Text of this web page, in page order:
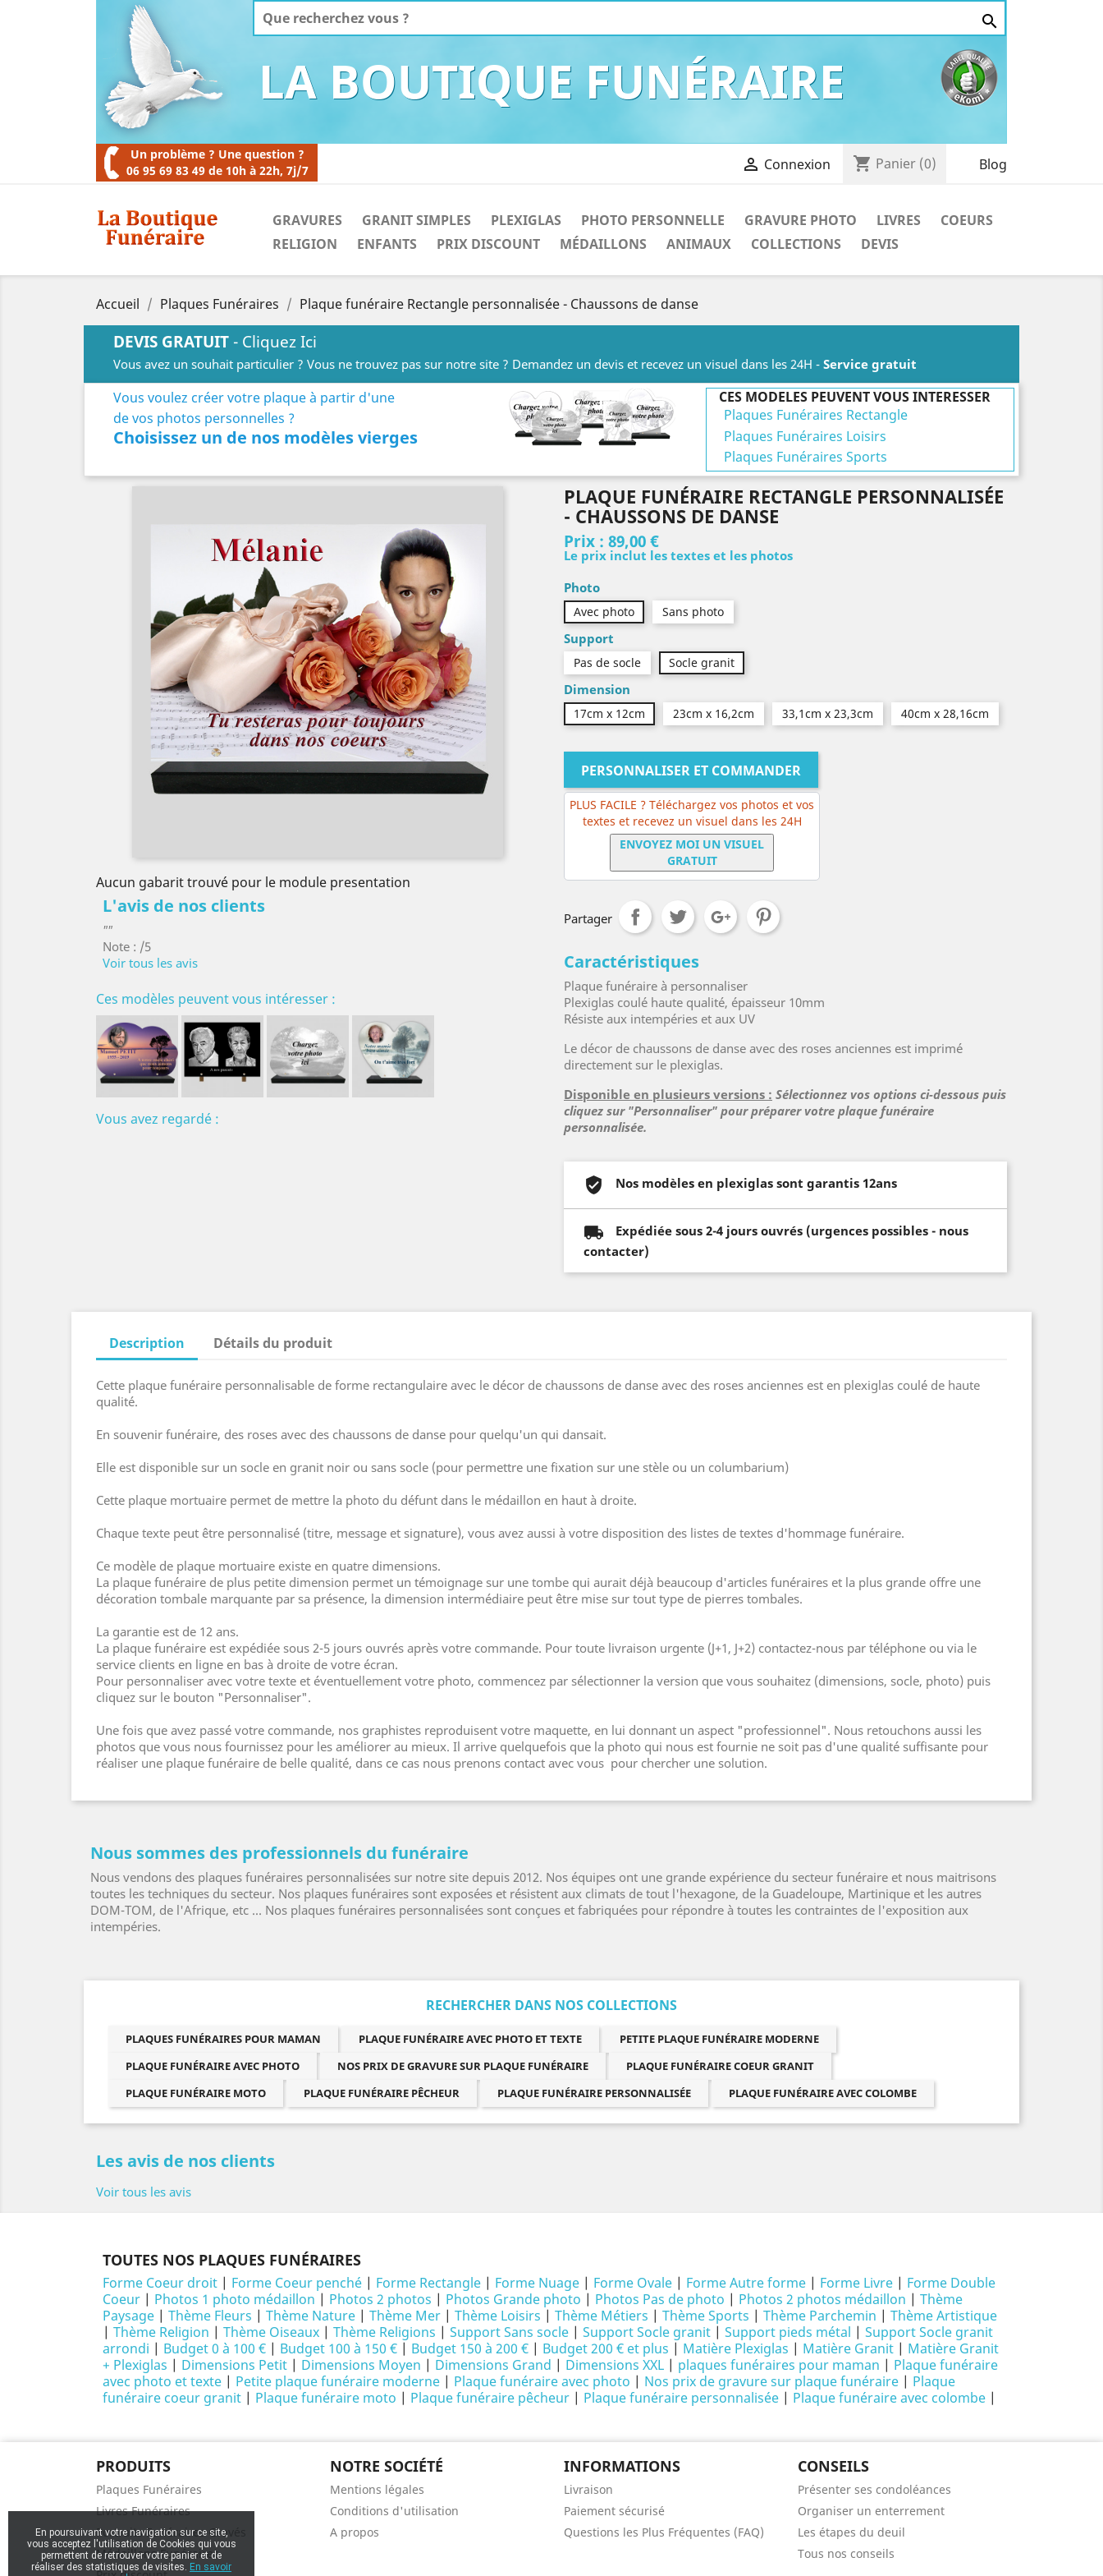

LA BOUTIQUE FUNÉRAIRE
Un problème ? Une question ?
06 95 69 83 49 de 10h à 22h, 7j/7
 Connexion shopping_cart Panier (0) Blog
GRAVURES GRANIT SIMPLES PLEXIGLAS PHOTO PERSONNELLE GRAVURE PHOTO LIVRES
COEURS
RELIGION
ENFANTS PRIX DISCOUNT MÉDAILLONS ANIMAUX COLLECTIONS DEVIS
Accueil Plaques Funéraires Plaque funéraire Rectangle personnalisée - Chaussons de danse
DEVIS GRATUIT - Cliquez Ici
Vous avez un souhait particulier ? Vous ne trouvez pas sur notre site ? Demandez un devis et recevez un visuel dans les 24H - Service gratuit
Vous voulez créer votre plaque à partir d'une
de vos photos personnelles ?
Choisissez un de nos modèles vierges
CES MODELES PEUVENT VOUS INTERESSER
Plaques Funéraires Rectangle
Plaques Funéraires Loisirs
Plaques Funéraires Sports
Aucun gabarit trouvé pour le module presentation
L'avis de nos clients
""
Note : /5
Voir tous les avis
Ces modèles peuvent vous intéresser :
Vous avez regardé :
PLAQUE FUNÉRAIRE RECTANGLE PERSONNALISÉE
- CHAUSSONS DE DANSE
Prix : 89,00 €
Le prix inclut les textes et les photos
Photo
Avec photo Sans photo
Support
Pas de socle Socle granit
Dimension
17cm x 12cm 23cm x 16,2cm 33,1cm x 23,3cm 40cm x 28,16cm
PERSONNALISER ET COMMANDER
PLUS FACILE ? Téléchargez vos photos et vos
textes et recevez un visuel dans les 24H
ENVOYEZ MOI UN VISUEL
GRATUIT
Partager
Caractéristiques
Plaque funéraire à personnaliser
Plexiglas coulé haute qualité, épaisseur 10mm
Résiste aux intempéries et aux UV
Le décor de chaussons de danse avec des roses anciennes est imprimé
directement sur le plexiglas.
Disponible en plusieurs versions : Sélectionnez vos options ci-dessous puis
cliquez sur "Personnaliser" pour préparer votre plaque funéraire
personnalisée.
Nos modèles en plexiglas sont garantis 12ans
Expédiée sous 2-4 jours ouvrés (urgences possibles - nous
contacter)
Description Détails du produit
Cette plaque funéraire personnalisable de forme rectangulaire avec le décor de chaussons de danse avec des roses anciennes est en plexiglas coulé de haute
qualité.
En souvenir funéraire, des roses avec des chaussons de danse pour quelqu'un qui dansait.
Elle est disponible sur un socle en granit noir ou sans socle (pour permettre une fixation sur une stèle ou un columbarium)
Cette plaque mortuaire permet de mettre la photo du défunt dans le médaillon en haut à droite.
Chaque texte peut être personnalisé (titre, message et signature), vous avez aussi à votre disposition des listes de textes d'hommage funéraire.
Ce modèle de plaque mortuaire existe en quatre dimensions.
La plaque funéraire de plus petite dimension permet un témoignage sur une tombe qui aurait déjà beaucoup d'articles funéraires et la plus grande offre une
décoration tombale marquante par sa présence, la dimension intermédiaire peut être mise sur tout type de pierres tombales.
La garantie est de 12 ans.
La plaque funéraire est expédiée sous 2-5 jours ouvrés après votre commande. Pour toute livraison urgente (J+1, J+2) contactez-nous par téléphone ou via le
service clients en ligne en bas à droite de votre écran.
Pour personnaliser avec votre texte et éventuellement votre photo, commencez par sélectionner la version que vous souhaitez (dimensions, socle, photo) puis
cliquez sur le bouton "Personnaliser".
Une fois que avez passé votre commande, nos graphistes reproduisent votre maquette, en lui donnant un aspect "professionnel". Nous retouchons aussi les
photos que vous nous fournissez pour les améliorer au mieux. Il arrive quelquefois que la photo qui nous est fournie ne soit pas d'une qualité suffisante pour
réaliser une plaque funéraire de belle qualité, dans ce cas nous prenons contact avec vous pour chercher une solution.
Nous sommes des professionnels du funéraire
Nous vendons des plaques funéraires personnalisées sur notre site depuis 2012. Nos équipes ont une grande expérience du secteur funéraire et nous maitrisons
toutes les techniques du secteur. Nos plaques funéraires sont exposées et résistent aux climats de tout l'hexagone, de la Guadeloupe, Martinique et les autres
DOM-TOM, de l'Afrique, etc ... Nos plaques funéraires personnalisées sont conçues et fabriquées pour répondre à toutes les contraintes de l'exposition aux
intempéries.
RECHERCHER DANS NOS COLLECTIONS
PLAQUES FUNÉRAIRES POUR MAMAN PLAQUE FUNÉRAIRE AVEC PHOTO ET TEXTE
PETITE PLAQUE FUNÉRAIRE MODERNE
PLAQUE FUNÉRAIRE AVEC PHOTO
NOS PRIX DE GRAVURE SUR PLAQUE FUNÉRAIRE
PLAQUE FUNÉRAIRE COEUR GRANIT
PLAQUE FUNÉRAIRE MOTO
PLAQUE FUNÉRAIRE PÊCHEUR PLAQUE FUNÉRAIRE PERSONNALISÉE PLAQUE FUNÉRAIRE AVEC COLOMBE
Les avis de nos clients
Voir tous les avis
TOUTES NOS PLAQUES FUNÉRAIRES
Forme Coeur droit | Forme Coeur penché | Forme Rectangle | Forme Nuage | Forme Ovale | Forme Autre forme | Forme Livre | Forme Double
Coeur | Photos 1 photo médaillon | Photos 2 photos | Photos Grande photo | Photos Pas de photo | Photos 2 photos médaillon | Thème
Paysage | Thème Fleurs | Thème Nature | Thème Mer | Thème Loisirs | Thème Métiers | Thème Sports | Thème Parchemin | Thème Artistique
| Thème Religion | Thème Oiseaux | Thème Religions | Support Sans socle | Support Socle granit | Support pieds métal | Support Socle granit
arrondi | Budget 0 à 100 € | Budget 100 à 150 € | Budget 150 à 200 € | Budget 200 € et plus | Matière Plexiglas | Matière Granit | Matière Granit
+ Plexiglas | Dimensions Petit | Dimensions Moyen | Dimensions Grand | Dimensions XXL | plaques funéraires pour maman | Plaque funéraire
avec photo et texte | Petite plaque funéraire moderne | Plaque funéraire avec photo | Nos prix de gravure sur plaque funéraire | Plaque
funéraire coeur granit | Plaque funéraire moto | Plaque funéraire pêcheur | Plaque funéraire personnalisée | Plaque funéraire avec colombe |
PRODUITS
Plaques Funéraires
Livres Funéraires
Portraits Funéraires Gravés
Médaillons Funéraires
NOTRE SOCIÉTÉ
Mentions légales
Conditions d'utilisation
A propos
INFORMATIONS
Livraison
Paiement sécurisé
Questions les Plus Fréquentes (FAQ)
CONSEILS
Présenter ses condoléances
Organiser un enterrement
Les étapes du deuil
Tous nos conseils
En poursuivant votre navigation sur ce site,
vous acceptez l'utilisation de Cookies qui vous
permettent de retrouver votre panier et de
réaliser des statistiques de visites. En savoir